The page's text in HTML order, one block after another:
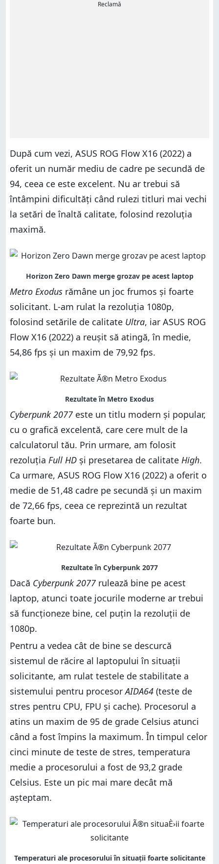
Reclamă
După cum vezi, ASUS ROG Flow X16 (2022) a
oferit un număr mediu de cadre pe secundă de
94, ceea ce este excelent. Nu ar trebui să
întâmpini dificultăți când rulezi titluri mai vechi
la setări de înaltă calitate, folosind rezoluția
maximă.
Metro Exodus rămâne un joc frumos și foarte
solicitant. L-am rulat la rezoluția 1080p,
folosind setările de calitate Ultra, iar ASUS ROG
Flow X16 (2022) a reușit să atingă, în medie,
54,86 fps și un maxim de 79,92 fps.
Cyberpunk 2077 este un titlu modern și popular,
cu o grafică excelentă, care cere mult de la
calculatorul tău. Prin urmare, am folosit
rezoluția Full HD și presetarea de calitate High.
Ca urmare, ASUS ROG Flow X16 (2022) a oferit o
medie de 51,48 cadre pe secundă și un maxim
de 72,66 fps, ceea ce reprezintă un rezultat
foarte bun.
Dacă Cyberpunk 2077 rulează bine pe acest
laptop, atunci toate jocurile moderne ar trebui
să funcționeze bine, cel puțin la rezoluții de
1080p.
Pentru a vedea cât de bine se descurcă
sistemul de răcire al laptopului în situații
solicitante, am rulat testele de stabilitate a
sistemului pentru procesorAIDA64 (teste de
stres pentru CPU, FPU și cache). Procesorul a
atins un maxim de 95 de grade Celsius atunci
când a fost împins la maximum. În timpul celor
cinci minute de teste de stres, temperatura
medie a procesorului a fost de 93,2 grade
Celsius. Este un pic mai mare decât mă
așteptam.